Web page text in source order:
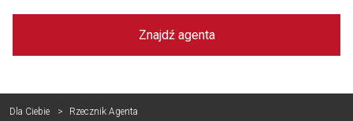
Znajdź agenta
Dla Ciebie Rzecznik Agenta